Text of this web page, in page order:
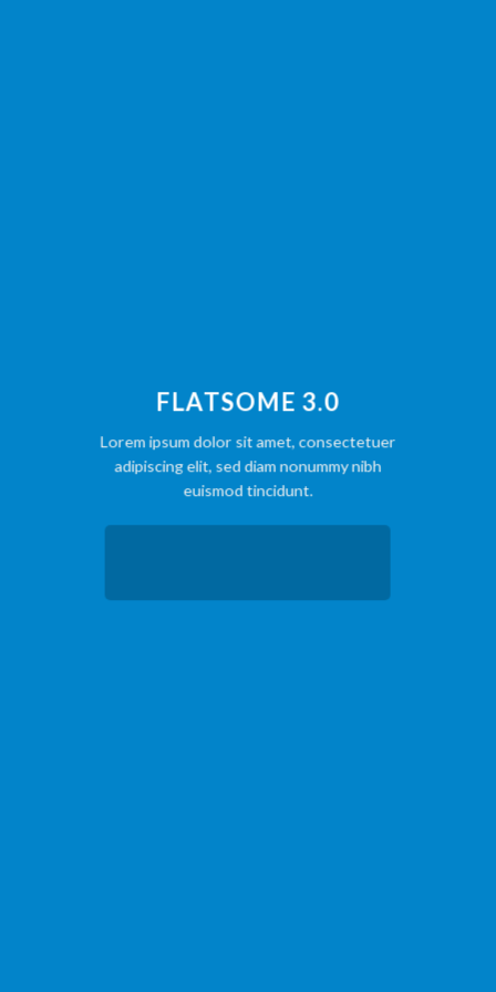
FLATSOME 3.0
Lorem ipsum dolor sit amet, consectetuer
adipiscing elit, sed diam nonummy nibh
euismod tincidunt.